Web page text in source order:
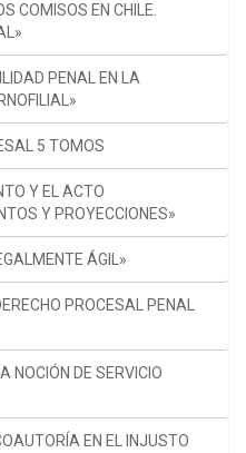
COMISOS EN CHILE.
PENAL EN LA
5 TOMOS
Y EL ACTO
Y PROYECCIONES»
ÁGIL»
PROCESAL PENAL
NOCIÓN DE SERVICIO
EN EL INJUSTO